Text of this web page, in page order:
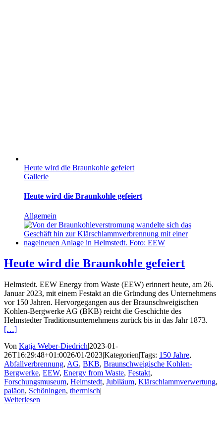
Heute wird die Braunkohle gefeiert
Gallerie
Heute wird die Braunkohle gefeiert
Allgemein
Heute wird die Braunkohle gefeiert
Helmstedt. EEW Energy from Waste (EEW) erinnert heute, am 26.
Januar 2023, mit einem Festakt an die Gründung des Unternehmens
vor 150 Jahren. Hervorgegangen aus der Braunschweigischen
Kohlen-Bergwerke AG (BKB) reicht die Geschichte des
Helmstedter Traditionsunternehmens zurück bis in das Jahr 1873.
[…]
Von Katja Weber-Diedrich|2023-01-
26T16:29:48+01:0026/01/2023|Kategorien|Tags: 150 Jahre,
Abfallverbrennung, AG, BKB, Braunschweigische Kohlen-
Bergwerke, EEW, Energy from Waste, Festakt,
Forschungsmuseum, Helmstedt, Jubiläum, Klärschlammverwertung,
paläon, Schöningen, thermisch|
Weiterlesen